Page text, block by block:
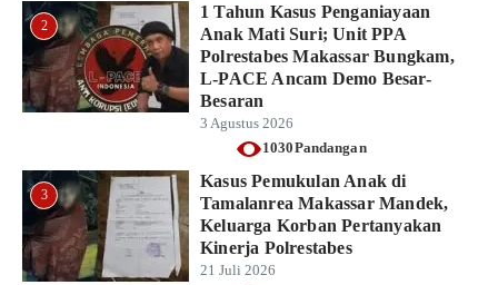
2
1 Tahun Kasus Penganiayaan
Anak Mati Suri; Unit PPA
Polrestabes Makassar Bungkam,
L-PACE Ancam Demo Besar-
Besaran
3 Agustus 2026
1030Pandangan
3
Kasus Pemukulan Anak di
Tamalanrea Makassar Mandek,
Keluarga Korban Pertanyakan
Kinerja Polrestabes
21 Juli 2026